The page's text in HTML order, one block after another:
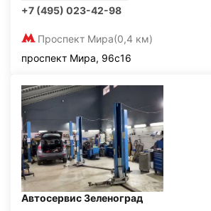
+7 (495) 023-42-98
Проспект Мира(0,4 км)
проспект Мира, 96с16
Автосервис Зеленоград